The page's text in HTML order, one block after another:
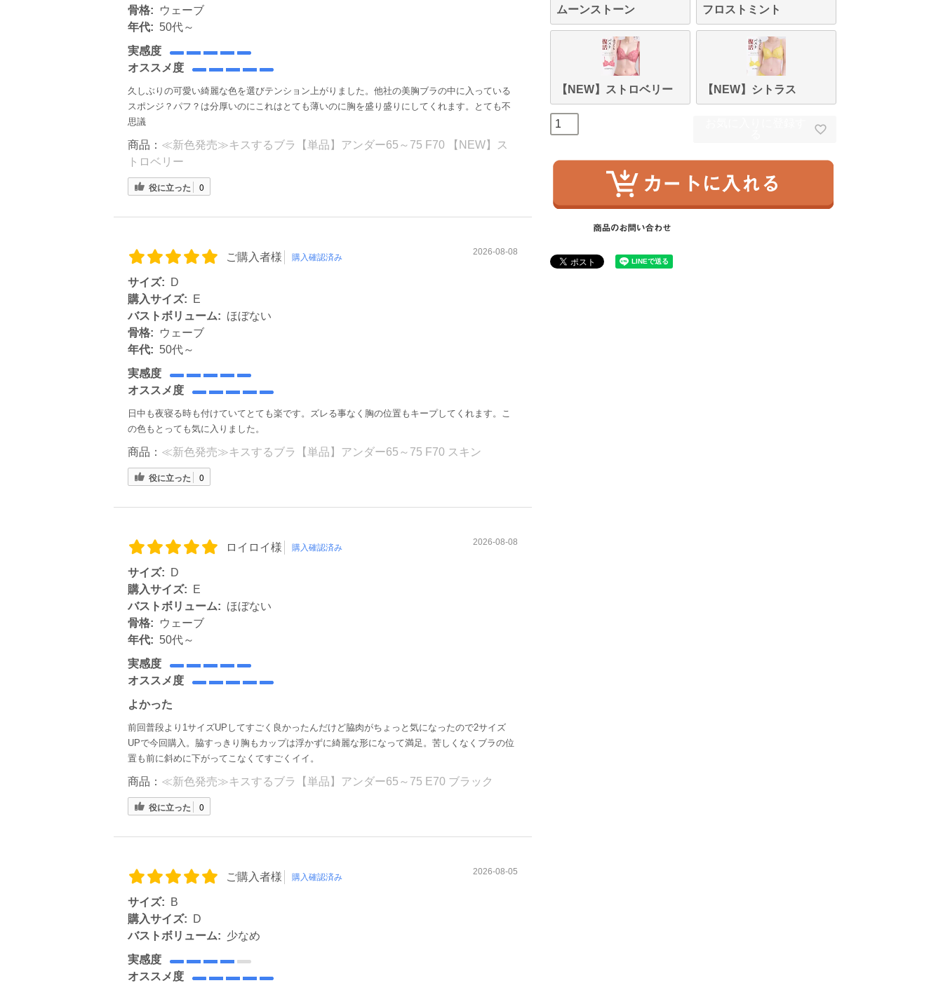
骨格:
ウェーブ
年代: 50代～
実感度
オススメ度
久しぶりの可愛い綺麗な色を選びテンション上がりました。他社の美胸ブラの中に入っている
スポンジ？パフ？は分厚いのにこれはとても薄いのに胸を盛り盛りにしてくれます。とても不
思議
商品： ≪新色発売≫キスするブラ【単品】アンダー65～75 F70 【NEW】ス
トロベリー
役に立った 0
ご購入者様 購入確認済み
2026-08-08
サイズ:
D
購入サイズ:
E
バストボリューム: ほぼない
骨格:
ウェーブ
年代: 50代～
実感度
オススメ度
日中も夜寝る時も付けていてとても楽です。ズレる事なく胸の位置もキープしてくれます。こ
の色もとっても気に入りました。
商品： ≪新色発売≫キスするブラ【単品】アンダー65～75 F70 スキン
役に立った 0
ロイロイ様 購入確認済み
2026-08-08
サイズ:
D
購入サイズ:
E
バストボリューム: ほぼない
骨格:
ウェーブ
年代: 50代～
実感度
オススメ度
よかった
前回普段より1サイズUPしてすごく良かったんだけど脇肉がちょっと気になったので2サイズ
UPで今回購入。脇すっきり胸もカップは浮かずに綺麗な形になって満足。苦しくなくブラの位
置も前に斜めに下がってこなくてすごくイイ。
商品： ≪新色発売≫キスするブラ【単品】アンダー65～75 E70 ブラック
役に立った 0
ご購入者様 購入確認済み
2026-08-05
サイズ:
B
購入サイズ:
D
バストボリューム: 少なめ
実感度
オススメ度
ムーンストーン フロストミント
【NEW】ストロベリー 【NEW】シトラス